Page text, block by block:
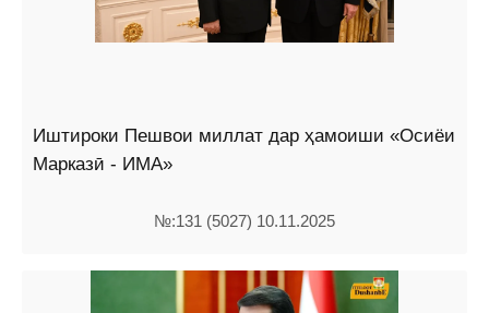
Иштироки Пешвои миллат дар ҳамоиши «Осиёи
Марказӣ - ИМА»
№:131 (5027) 10.11.2025